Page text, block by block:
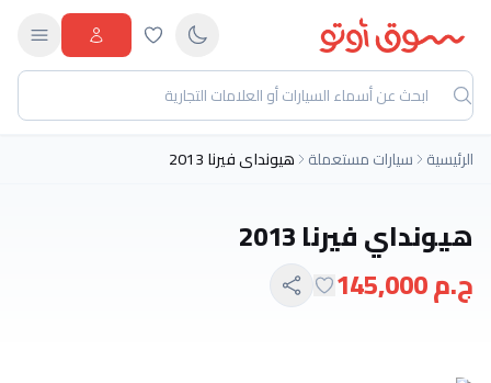
الرئيسية سيارات مستعملة هيونداي فيرنا 2013
هيونداي فيرنا 2013
ج.م 145,000